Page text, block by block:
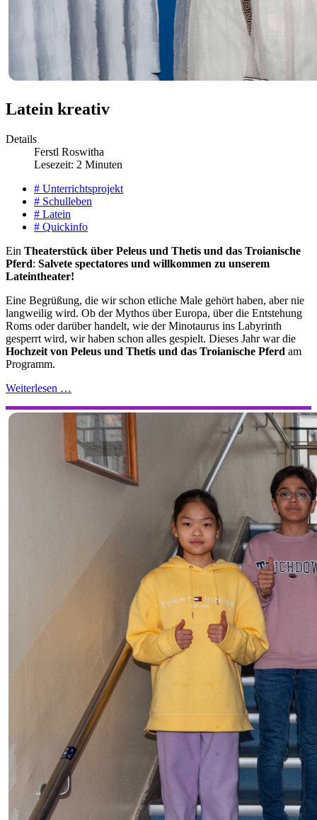
Latein kreativ
Details
Ferstl Roswitha
Lesezeit: 2 Minuten
# Unterrichtsprojekt
# Schulleben
# Latein
# Quickinfo
Ein Theaterstück über Peleus und Thetis und das Troianische
Pferd: Salvete spectatores und willkommen zu unserem
Lateintheater!
Eine Begrüßung, die wir schon etliche Male gehört haben, aber nie
langweilig wird. Ob der Mythos über Europa, über die Entstehung
Roms oder darüber handelt, wie der Minotaurus ins Labyrinth
gesperrt wird, wir haben schon alles gespielt. Dieses Jahr war die
Hochzeit von Peleus und Thetis und das Troianische Pferd am
Programm.
Weiterlesen …